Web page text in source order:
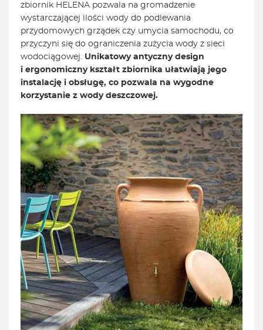
zbiornik HELENA pozwala na gromadzenie
wystarczającej ilości wody do podlewania
przydomowych grządek czy umycia samochodu, co
przyczyni się do ograniczenia zużycia wody z sieci
wodociągowej. Unikatowy antyczny design
i ergonomiczny kształt zbiornika ułatwiają jego
instalację i obsługę, co pozwala na wygodne
korzystanie z wody deszczowej.